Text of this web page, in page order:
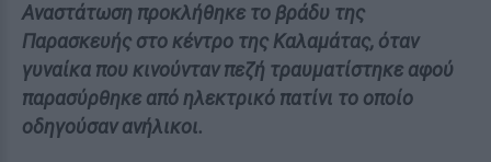
Αναστάτωση προκλήθηκε το βράδυ της
Παρασκευής στο κέντρο της Καλαμάτας, όταν
γυναίκα που κινούνταν πεζή τραυματίστηκε αφού
παρασύρθηκε από ηλεκτρικό πατίνι το οποίο
οδηγούσαν ανήλικοι.